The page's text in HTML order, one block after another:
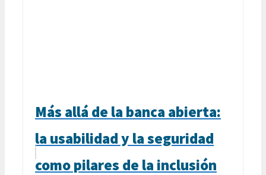
Más allá de la banca abierta:
la usabilidad y la seguridad
como pilares de la inclusión